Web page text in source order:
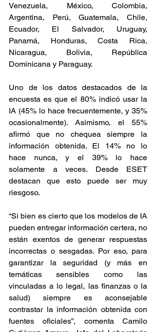
Venezuela, México, Colombia,
Argentina, Perú, Guatemala, Chile,
Ecuador, El Salvador, Uruguay,
Panamá, Honduras, Costa Rica,
Nicaragua, Bolivia, República
Dominicana y Paraguay.
Uno de los datos destacados de la
encuesta es que el 80% indicó usar la
IA (45% lo hace frecuentemente, y 35%
ocasionalmente). Asimismo, el 55%
afirmó que no chequea siempre la
información obtenida. El 14% no lo
hace nunca, y el 39% lo hace
solamente a veces. Desde ESET
destacan que esto puede ser muy
riesgoso.
“Si bien es cierto que los modelos de IA
pueden entregar información certera, no
están exentos de generar respuestas
incorrectas o sesgadas. Por eso, para
garantizar la seguridad (y más en
temáticas sensibles como las
vinculadas a lo legal, las finanzas o la
salud) siempre es aconsejable
contrastar la información obtenida con
fuentes oficiales”, comenta Camilo